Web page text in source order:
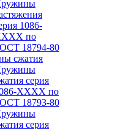
1086-
по
18794‑80
сжатия
серия
ХХХХ по
18793‑80
серия